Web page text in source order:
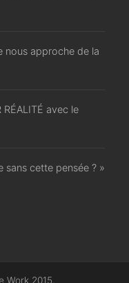
nous approche de la
RÉALITÉ avec le
sans cette pensée ? »
Work 2015.